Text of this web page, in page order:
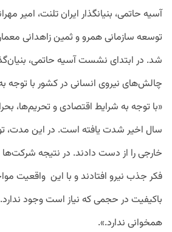
آسیه حاتمی، بنیانگذار ایران تلنت،
توسعه سازمانی همرو و ثمین زاهدانی معمار
شد. در ابتدای نشست آسیه حاتمی،
چالش‌های نیروی انسانی در کشور با توجه
«با توجه به شرایط اقتصادی و تحریم‌ها،
سال اخیر شدت یافته است. در این مدت،
خارجی را از دست دادند. در نتیجه شرکت‌ها
فکر جذب نیرو افتادند و با این واقعیت
باکیفیت در حجمی که نیاز است وجود
همخوانی ندارد.».